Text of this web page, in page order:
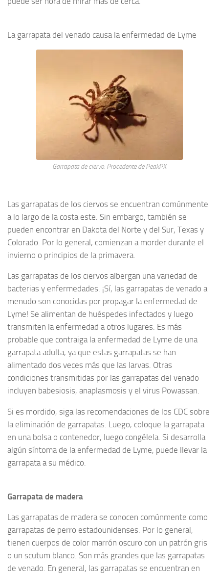
La garrapata del venado causa la enfermedad de Lyme
Garrapata de ciervo. Procedente de PeakPX.
Las garrapatas de los ciervos se encuentran comúnmente
a lo largo de la costa este. Sin embargo, también se
pueden encontrar en Dakota del Norte y del Sur, Texas y
Colorado. Por lo general, comienzan a morder durante el
invierno o principios de la primavera.
Las garrapatas de los ciervos albergan una variedad de
bacterias y enfermedades. ¡Sí, las garrapatas de venado a
menudo son conocidas por propagar la enfermedad de
Lyme! Se alimentan de huéspedes infectados y luego
transmiten la enfermedad a otros lugares. Es más
probable que contraiga la enfermedad de Lyme de una
garrapata adulta, ya que estas garrapatas se han
alimentado dos veces más que las larvas. Otras
condiciones transmitidas por las garrapatas del venado
incluyen babesiosis, anaplasmosis y el virus Powassan.
Si es mordido, siga las recomendaciones de los CDC sobre
la eliminación de garrapatas. Luego, coloque la garrapata
en una bolsa o contenedor, luego congélela. Si desarrolla
algún síntoma de la enfermedad de Lyme, puede llevar la
garrapata a su médico.
Garrapata de madera
Las garrapatas de madera se conocen comúnmente como
garrapatas de perro estadounidenses. Por lo general,
tienen cuerpos de color marrón oscuro con un patrón gris
o un scutum blanco. Son más grandes que las garrapatas
de venado. En general, las garrapatas se encuentran en